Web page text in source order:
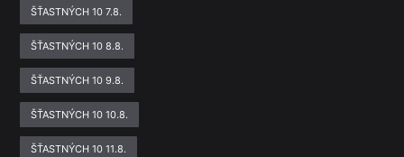
ŠŤASTNÝCH 10 7.8.
ŠŤASTNÝCH 10 8.8.
ŠŤASTNÝCH 10 9.8.
ŠŤASTNÝCH 10 10.8.
ŠŤASTNÝCH 10 11.8.